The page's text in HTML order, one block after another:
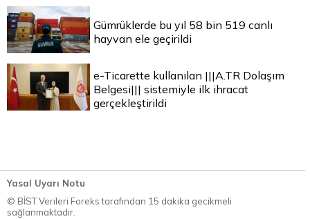
Gümrüklerde bu yıl 58 bin 519 canlı
hayvan ele geçirildi
e-Ticarette kullanılan |||A.TR Dolaşım
Belgesi||| sistemiyle ilk ihracat
gerçekleştirildi
Yasal Uyarı Notu
© BİST Verileri Foreks tarafından 15 dakika gecikmeli
sağlanmaktadır.